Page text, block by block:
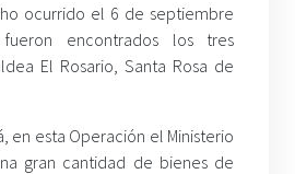
ocurrido el 6 de septiembre
encontrados los tres
El Rosario, Santa Rosa de
en esta Operación el Ministerio
gran cantidad de bienes de